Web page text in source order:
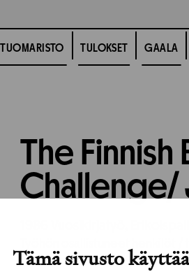
Tämä sivusto
TUOMARISTO TULOKSET GAALA
The Finnish
Challenge/